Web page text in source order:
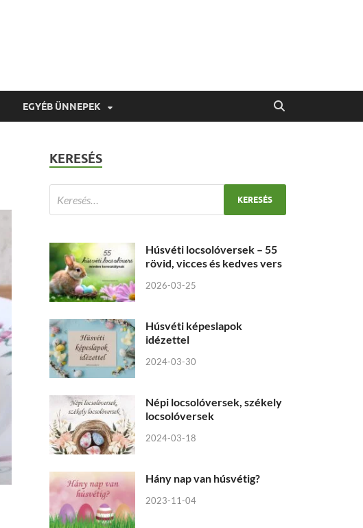
EGYÉB ÜNNEPEK
KERESÉS
Húsvéti locsolóversek – 55
rövid, vicces és kedves vers
2026-03-25
Húsvéti képeslapok
idézettel
2024-03-30
Népi locsolóversek, székely
locsolóversek
2024-03-18
Hány nap van húsvétig?
2023-11-04